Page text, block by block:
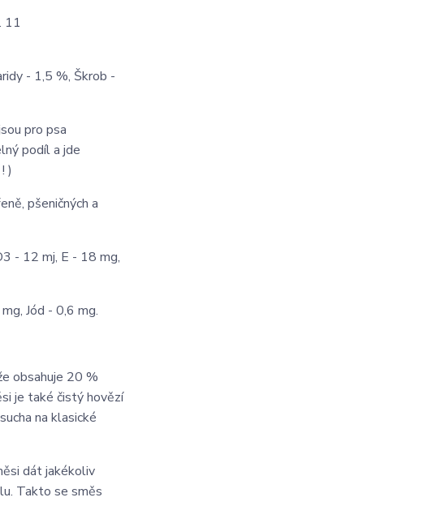
11
- 1,5 %, Škrob -
pro psa
podíl a jde
)
pšeničných a
- 12 mj, E - 18 mg,
Jód - 0,6 mg.
obsahuje 20 %
je také čistý hovězí
na klasické
dát jakékoliv
Takto se směs